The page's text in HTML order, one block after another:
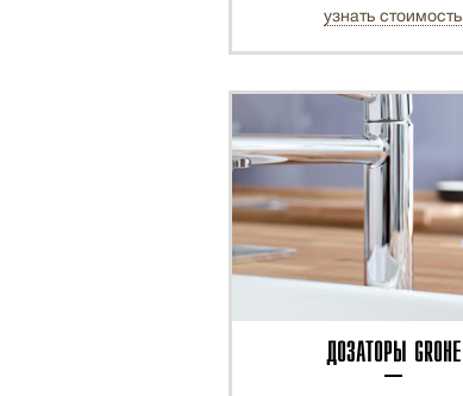
узнать стоимость
ДОЗАТОРЫ GROHE